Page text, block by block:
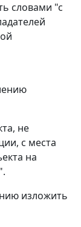
словами "с
не
с места
на
изложить